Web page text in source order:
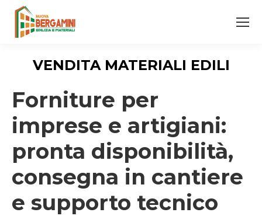
VENDITA MATERIALI EDILI
Forniture per
imprese e artigiani:
pronta disponibilità,
consegna in cantiere
e supporto tecnico